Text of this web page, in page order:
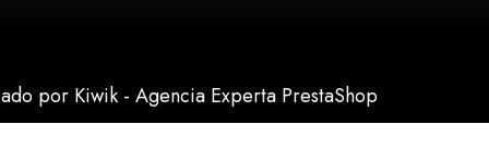
por Kiwik - Agencia Experta PrestaShop